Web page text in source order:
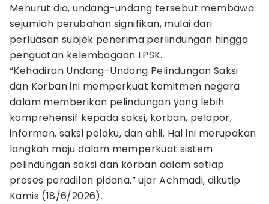
Menurut dia, undang-undang tersebut membawa
sejumlah perubahan signifikan, mulai dari
perluasan subjek penerima perlindungan hingga
penguatan kelembagaan LPSK.
“Kehadiran Undang-Undang Pelindungan Saksi
dan Korban ini memperkuat komitmen negara
dalam memberikan pelindungan yang lebih
komprehensif kepada saksi, korban, pelapor,
informan, saksi pelaku, dan ahli. Hal ini merupakan
langkah maju dalam memperkuat sistem
pelindungan saksi dan korban dalam setiap
proses peradilan pidana,” ujar Achmadi, dikutip
Kamis (18/6/2026).